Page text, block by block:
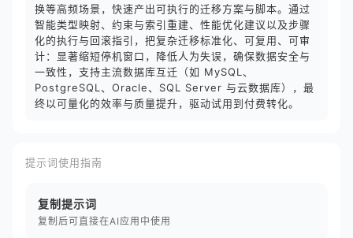
换等高频场景，快速产出可执行的迁移方案与脚本。通过
智能类型映射、约束与索引重建、性能优化建议以及步骤
化的执行与回滚指引，把复杂迁移标准化、可复用、可审
计：显著缩短停机窗口，降低人为失误，确保数据安全与
一致性，支持主流数据库互迁（如 MySQL、
PostgreSQL、Oracle、SQL Server 与云数据库），最
终以可量化的效率与质量提升，驱动试用到付费转化。
提示词使用指南
复制提示词
复制后可直接在AI应用中使用